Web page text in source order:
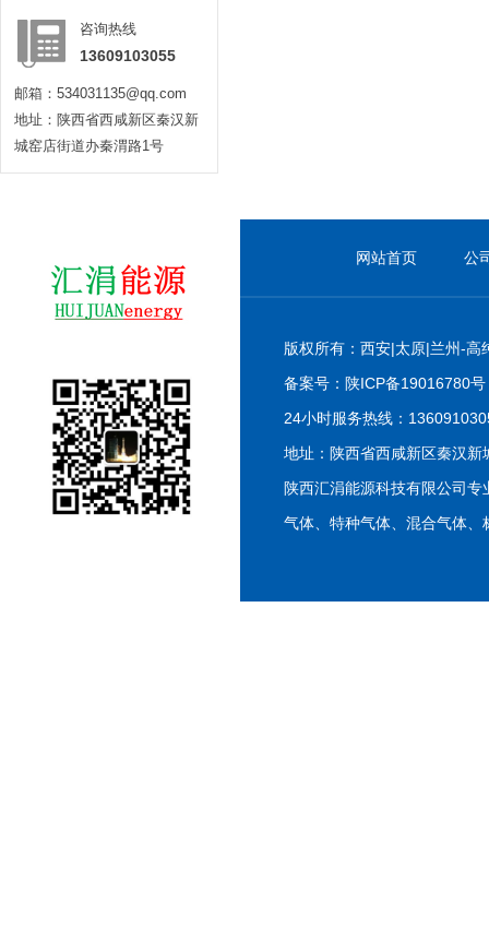
咨询热线
13609103055
邮箱：534031135@qq.com
地址：陕西省西咸新区秦汉新
城窑店街道办秦渭路1号
网站首页 公
版权所有：西安|太原|兰州-高
备案号： 陕ICP备19016780号
24小时服务热线：
地址：陕西省西咸新区秦汉
陕西汇涓能源科技有限公司
气体、特种气体、混合气体